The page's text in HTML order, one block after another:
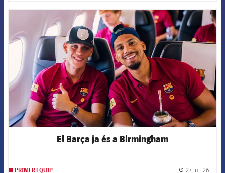
FCB Barcelona badge
El Barça ja és a Birmingham
PRIMER EQUIP 27 jul. 26